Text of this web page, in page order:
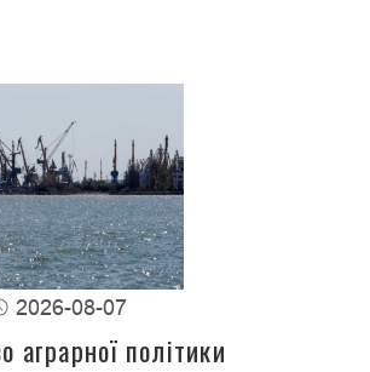
2026-08-07
аграрної політики